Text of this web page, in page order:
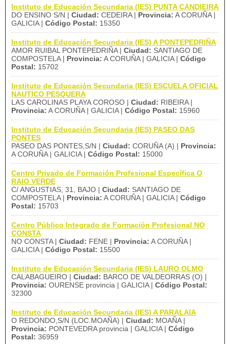
Instituto de Educación Secundaria (IES) PUNTA CANDIEIRA
DO ENSINO S/N | Ciudad: CEDEIRA | Provincia: A CORUÑA |
GALICIA | Código Postal: 15350
Instituto de Educación Secundaria (IES) A PONTEPEDRIÑA
AMOR RUIBAL PONTEPEDRIÑA | Ciudad: SANTIAGO DE
COMPOSTELA | Provincia: A CORUÑA | GALICIA | Código
Postal: 15702
Instituto de Educación Secundaria (IES) ESCUELA OFICIAL
NAUTICO PESQUERA
LAS CAROLINAS PLAYA COROSO | Ciudad: RIBEIRA |
Provincia: A CORUÑA | GALICIA | Código Postal: 15960
Instituto de Educación Secundaria (IES) PASEO DAS
PONTES
PASEO DAS PONTES,S/N | Ciudad: CORUÑA (A) | Provincia:
A CORUÑA | GALICIA | Código Postal: 15000
Centro Privado de Formación Profesional Específica O
RAIO VERDE
C/ ANGUSTIAS, 31, BAJO | Ciudad: SANTIAGO DE
COMPOSTELA | Provincia: A CORUÑA | GALICIA | Código
Postal: 15703
Centro Público Integrado de Formación Profesional NO
CONSTA
NO CONSTA | Ciudad: FENE | Provincia: A CORUÑA |
GALICIA | Código Postal: 15500
Instituto de Educación Secundaria (IES) LAURO OLMO
CALABAGUEIRO | Ciudad: BARCO DE VALDEORRAS (O) |
Provincia: OURENSE provincia | GALICIA | Código Postal:
32300
Instituto de Educación Secundaria (IES) A PARALAIA
O REDONDO,S/N (LOC.MOAÑA) | Ciudad: MOAÑA |
Provincia: PONTEVEDRA provincia | GALICIA | Código
Postal: 36959